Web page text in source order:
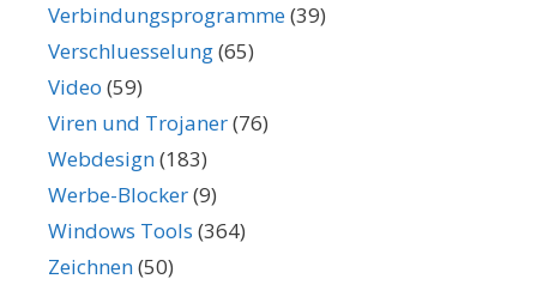
Verbindungsprogramme(39)
Verschluesselung(65)
Video (59)
Viren und Trojaner(76)
Webdesign(183)
Werbe-Blocker(9)
Windows Tools (364)
Zeichnen(50)